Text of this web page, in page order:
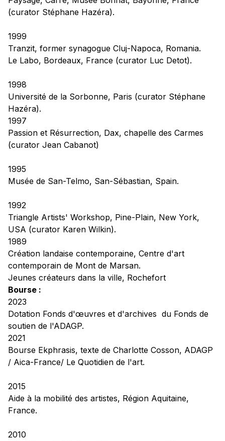
(curator Stéphane Hazéra).
1999
Tranzit, former synagogue Cluj-Napoca, Romania.
Le Labo, Bordeaux, France (curator Luc Detot).
1998
Université de la Sorbonne, Paris (curator Stéphane
Hazéra).
1997
Passion et Résurrection, Dax, chapelle des Carmes
(curator Jean Cabanot)
1995
Musée de San-Telmo, San-Sébastian, Spain.
1992
Triangle Artists' Workshop, Pine-Plain, New York,
USA (curator Karen Wilkin).
1989
Création landaise contemporaine, Centre d'art
contemporain de Mont de Marsan.
Jeunes créateurs dans la ville, Rochefort
Bourse :
2023
Dotation Fonds d'œuvres et d'archives du Fonds de
soutien de l'ADAGP.
2021
Bourse Ekphrasis, texte de Charlotte Cosson, ADAGP
/ Aica-France/ Le Quotidien de l'art.
2015
Aide à la mobilité des artistes, Région Aquitaine,
France.
2010